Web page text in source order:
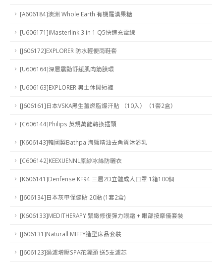
[A606184]澳洲 Whole Earth 有機羅漢果糖
[U606171]iMasterlink 3 in 1 Q5快速充電線
[J606172]EXPLORER 防水輕便雨鞋套
[U606164]深層震動舒緩肌肉筋膜環
[U606163]EXPLORER 男士休閒短褲
[J606161]日本VSKA黑生薑燃脂爆汗貼 （10入）（1套2盒）
[C606144]Philips 英規萬能轉換插頭
[K606143]韓國製Bathpa 海鹽精油去角質沐浴乳
[C606142]KEEXUENNL原紗冰絲防曬衣
[K606141]Denfense KF94 三層2D立體成人口罩 1箱100個
[J606134]日本灰甲保健貼 20貼 (1套2盒)
[K606133]MEDITHERAPY 緊緻修復彈力眼霜 + 眼部按摩儀套裝
[J606131]Naturall MIFFY造型床品套裝
[J606123]過濾增壓SPA花灑頭 送5支濾芯